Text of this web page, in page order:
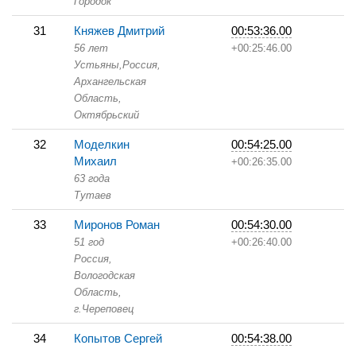
31 Княжев Дмитрий
56 лет
Устьяны,Россия,
Архангельская
Область,
Октябрьский
00:53:36.00
+00:25:46.00
32
Моделкин
Михаил
63 года
Тутаев
00:54:25.00
+00:26:35.00
33 Миронов Роман
51 год
Россия,
Вологодская
Область,
г.Череповец
00:54:30.00
+00:26:40.00
34 Копытов Сергей 00:54:38.00